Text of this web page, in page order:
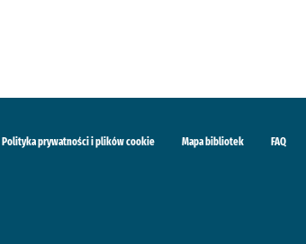
Polityka prywatności i plików cookie Mapa bibliotek FAQ